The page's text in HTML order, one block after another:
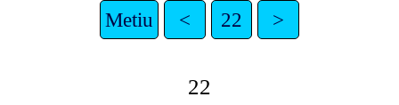
Metiu < 22 >
22